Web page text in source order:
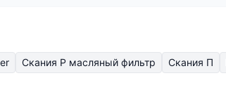
Скания P масляный фильтр Скания П